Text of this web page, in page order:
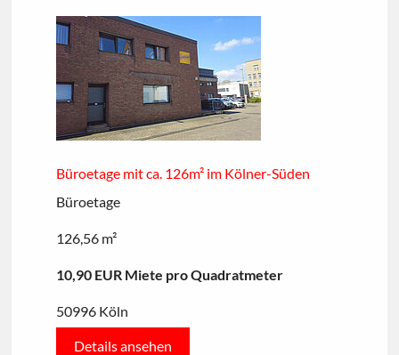
Büroetage mit ca. 126m² im Kölner-Süden
Büroetage
126,56 m²
10,90 EUR Miete pro Quadratmeter
50996 Köln
Details ansehen